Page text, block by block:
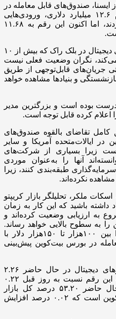
ایسنا، صندوق‌های قابل معامله در
بورس بیت‌کوین، پس از هجوم ۱۲.۶ میلیارد دلاری، ورودی‌هایی
حدود ۱۳ میلیارد دلار جذب کردند، اما اکنون این رقم به ۱۱.۶۸
رابرت میچنیک، رئیس دارایی‌های دیجیتال در بلک راک که بیش از ۱۰
می‌کند، نگران وضعیت فعلی نیست
جریان‌های قابل‌توجهی از طریق
و بنیادها مشاهده خواهد
بوده است و بزرگترین مدیر
اعلام کرده قابل توجه است.
تقاضای بالقوه صندوق‌های
ایالات‌متحده آمریکا و سایر
زیرا بسیاری از شرکت‌های
آنها را به‌عنوان موردی
طبقه‌بندی کنند، زیرا
نکرده‌اند.
ملکر، تحلیلگر بازار کریپتو
داشته باشید که این کار به زمان
به ارزیابی وضعیت کرده‌اند و
به سطوح بالایی خواهد رساند.
این تحلیلگر قیمت بیت‌کوین را بین ۱۰۰هزار تا ۱۵۰هزار دلار با
در بورس بیت‌کوین پیش‌بینی
مجموع ارزش بازار جهانی ارزهای دیجیتال در حال حاضر ۲.۲۶
تریلیون دلار برآورد می‌شود که این رقم نسبت به روز قبل ۰.۲۲
درصد بیشتر شده است. در حال حاضر ۵۳.۲۰ درصد کل بازار
ارزهای دیجیتال در اختیار بیت‌کوین است که ۰.۰۲ درصد افزایش